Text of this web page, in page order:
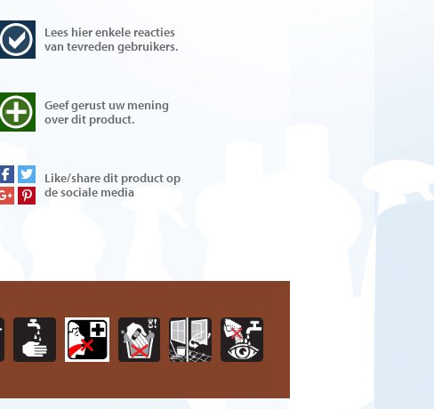
Lees hier enkele reacties
van tevreden gebruikers.
Geef gerust uw mening
over dit product.
Like/share dit product op
de sociale media